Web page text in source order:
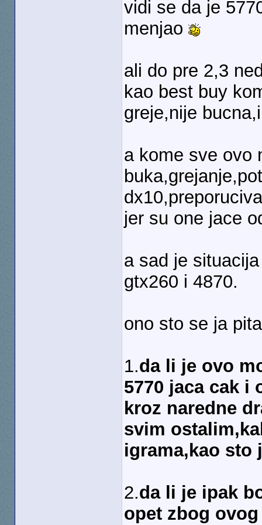
vidi se da je
menjao
ali do pre 2,3
kao best buy
greje,nije
a kome sve ovo
jer su one jace
a sad je
gtx260 i 4870.
ono sto se ja
1.da li je ovo
5770 jaca cak i
kroz naredne
svim
igrama,kao sto
2.da li je ipak
opet zbog